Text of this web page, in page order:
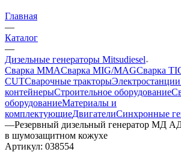
Главная
—
Каталог
—
Дизельные генераторы Mitsudiesel
Сварка MMAСварка MIG/MAGСварка
CUTСварочные тракторыЭлектростанции
контейнерыСтроительное оборудование
оборудованиеМатериалы и
комплектующиеДвигателиСинхронные
—Резервный дизельный генератор МД
в шумозащитном кожухе
Артикул: 038554